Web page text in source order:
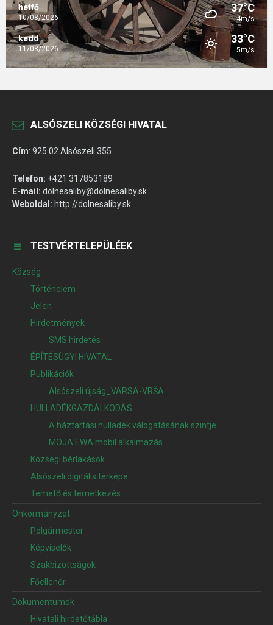
hétfő
10/08/2026
37°C
4m/s
kedd
11/08/2026
33°C
5m/s
ALSÓSZELI KÖZSÉGI HIVATAL
Cím: 925 02 Alsószeli 355
Telefon: +421 317853189
E-mail: dolnesaliby@dolnesaliby.sk
Weboldal: http://dolnesaliby.sk
TESTVÉRTELEPÜLÉEK
Község
Történelem
Jelen
Hirdetmények
SMS hirdetés
ÉPÍTÉSÜGYI HIVATAL
Publikációk
Alsószeli újság_VARSA-VRŠA
HULLADÉKGAZDÁLKODÁS
A háztartási hulladék válogatásának szintje
MOJA EWA mobil alkalmazás
Községi bérlakások
Alsószeli digitális térképe
Temető és temetkezés
Önkormányzat
Polgármester
Képviselők
Szakbizottságok
Főellenőr
Dokumentumok
Hivatali hirdetőtábla